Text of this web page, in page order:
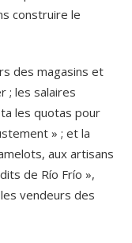
construire le
des magasins et
; les salaires
les quotas pour
» ; et la
aux artisans
de Río Frío »,
vendeurs des